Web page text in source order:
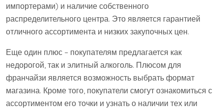
импортерами) и наличие собственного
распределительного центра. Это является гарантией
отличного ассортимента и низких закупочных цен.
Еще один плюс – покупателям предлагается как
недорогой, так и элитный алкоголь. Плюсом для
франчайзи является возможность выбрать формат
магазина. Кроме того, покупатели смогут ознакомиться с
ассортиментом его точки и узнать о наличии тех или